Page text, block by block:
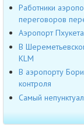
Работники
переговоров
Аэропорт
В
KLM
В аэропорту
контроля
Cамый